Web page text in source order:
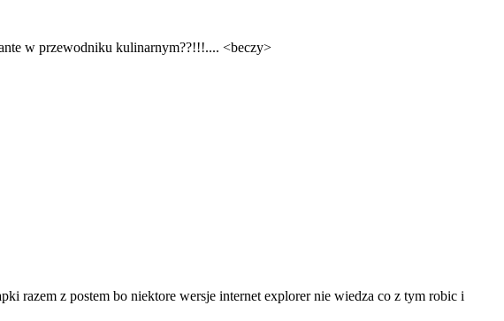
w przewodniku kulinarnym??!!!.... <beczy>
razem z postem bo niektore wersje internet explorer nie wiedza co z tym robic i